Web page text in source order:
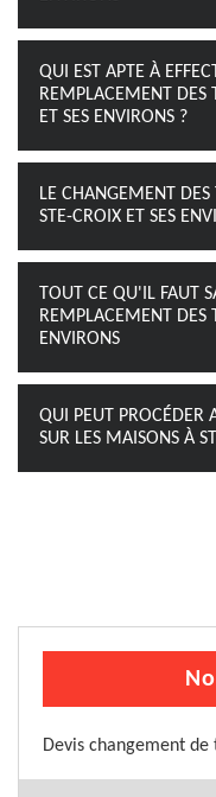
QUI EST APTE À
REMPLACEMENT DES
ET SES ENVIRONS ?
LE CHANGEMENT DES
STE-CROIX ET SES
TOUT CE QU'IL FAUT
REMPLACEMENT DES
ENVIRONS
QUI PEUT PROCÉDER
SUR LES MAISONS À
Devis changement